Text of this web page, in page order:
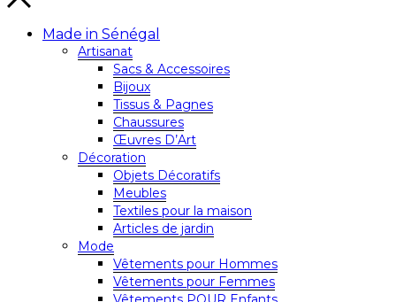
Made in Sénégal
Artisanat
Sacs & Accessoires
Bijoux
Tissus & Pagnes
Chaussures
Œuvres D’Art
Décoration
Objets Décoratifs
Meubles
Textiles pour la maison
Articles de jardin
Mode
Vêtements pour Hommes
Vêtements pour Femmes